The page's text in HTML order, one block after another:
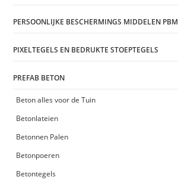
PERSOONLIJKE BESCHERMINGS MIDDELEN PBM
PIXELTEGELS EN BEDRUKTE STOEPTEGELS
PREFAB BETON
Beton alles voor de Tuin
Betonlateien
Betonnen Palen
Betonpoeren
Betontegels